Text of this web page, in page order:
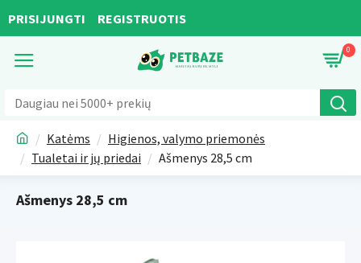
PRISIJUNGTI REGISTRUOTIS
0
Katėms
Higienos, valymo priemonės
Tualetai ir jų priedai
Ašmenys 28,5 cm
Ašmenys 28,5 cm